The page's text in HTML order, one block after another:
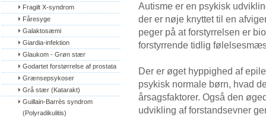
Fragilt X-syndrom
Fåresyge
Galaktosæmi
Giardia-infektion
Glaukom - Grøn stær
Godartet forstørrelse af prostata
Grænsepsykoser
Grå stær (Katarakt)
Guillain-Barrès syndrom
(Polyradikulitis)
Autisme er en psykisk
der er nøje knyttet til en
peger på at forstyrrelsen er
forstyrrende tidlig
Der er øget hyppighed af
psykisk normale børn, hvad
årsagsfaktorer. Også den
udvikling af forstandsevner